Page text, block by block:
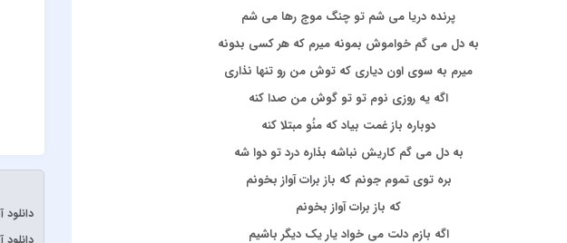
پرنده دریا می شم تو چنگ موج رها می شم
به دل می گم خواموش بمونه میرم که هر کسی بدونه
میرم به سوی اون دیاری که توش من رو تنها نذاری
اگه یه روزی نوم تو تو گوش من صدا کنه
دوباره باز غمت بیاد که منُو مبتلا کنه
به دل می گم کاریش نباشه بذاره درد تو دوا شه
بره توی تموم جونم که باز برات آواز بخونم
که باز برات آواز بخونم
اگه بازم دلت می خواد یار یک دیگر باشیم
آرتا و
آرتا